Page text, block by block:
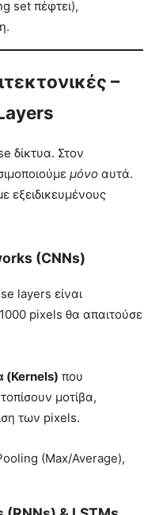
set πέφτει),
–
δίκτυα. Στον
μόνο αυτά.
εξειδικευμένους
(CNNs)
layers είναι
pixels θα απαιτούσε
(Kernels) που
μοτίβα,
των pixels.
(Max/Average),